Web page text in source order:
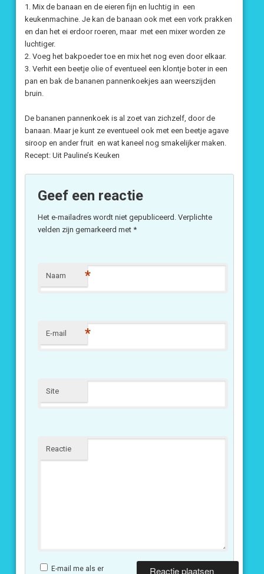
1. Mix de banaan en de eieren fijn en luchtig in een
keukenmachine. Je kan de banaan ook met een vork prakken
en dan het ei erdoor roeren, maar met een mixer worden ze
luchtiger.
2. Voeg het bakpoeder toe en mix het nog even door elkaar.
3. Verhit een beetje olie of eventueel een klontje boter in een
pan en bak de bananen pannenkoekjes aan weerszijden
bruin.
De bananen pannenkoek is al zoet van zichzelf, door de
banaan. Maar je kunt ze eventueel ook met een beetje agave
siroop en ander fruit en wat kaneel nog smakelijker maken.
Recept: Uit Pauline’s Keuken
Geef een reactie
Het e-mailadres wordt niet gepubliceerd. Verplichte
velden zijn gemarkeerd met *
Naam *
E-mail *
Site
Reactie
E-mail me als er